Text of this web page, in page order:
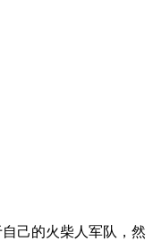
己的火柴人军队，然